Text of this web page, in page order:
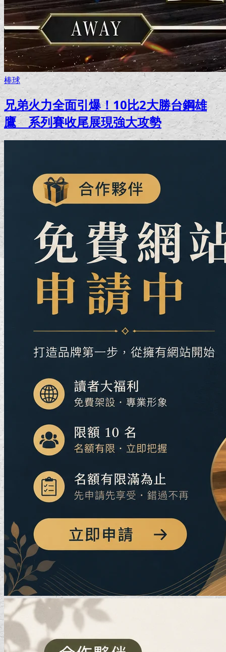
棒球
兄弟火力全面引爆！10比2大勝台鋼雄
鷹 系列賽收尾展現強大攻勢